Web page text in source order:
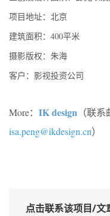
项目地址：北京
建筑面积：400平米
摄影版权：朱海
客户：影视投资公司
More： IK design （联系
isa.peng@ikdesign.cn）
点击联系该项目/文